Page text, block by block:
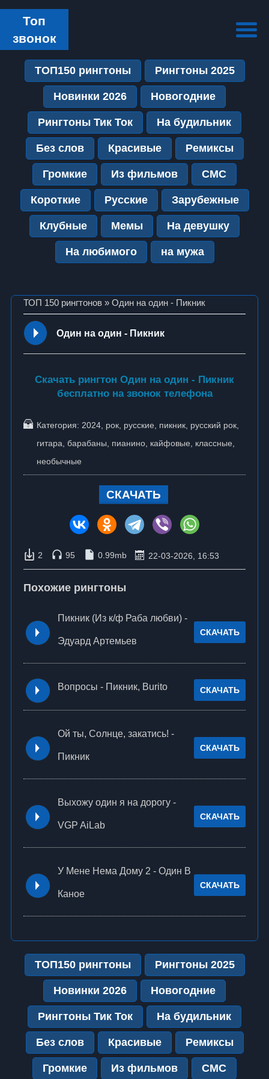
Топ
звонок
ТОП150 рингтоны Рингтоны 2025
Новинки 2026 Новогодние
Рингтоны Тик Ток На будильник
Без слов Красивые Ремиксы
Громкие Из фильмов СМС
Короткие Русские Зарубежные
Клубные Мемы На девушку
На любимого на мужа
ТОП 150 рингтонов » Один на один - Пикник
Один на один - Пикник
Скачать рингтон Один на один - Пикник
бесплатно на звонок телефона
Категория: 2024 рок русские пикник русский рок
гитара барабаны пианино кайфовые классные
необычные
СКАЧАТЬ
2 95 0.99mb 22-03-2026, 16:53
Похожие рингтоны
Пикник (Из к/ф Раба любви) -
Эдуард Артемьев
СКАЧАТЬ
Вопросы - Пикник, Burito СКАЧАТЬ
Ой ты, Солнце, закатись! -
Пикник
СКАЧАТЬ
Выхожу один я на дорогу -
VGP AiLab
СКАЧАТЬ
У Мене Нема Дому 2 - Один В
Каное
СКАЧАТЬ
ТОП150 рингтоны Рингтоны 2025
Новинки 2026 Новогодние
Рингтоны Тик Ток На будильник
Без слов Красивые Ремиксы
Громкие Из фильмов СМС